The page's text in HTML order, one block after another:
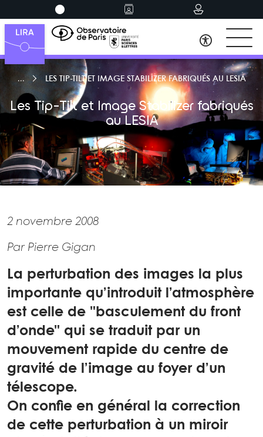
LES TIP-TILT ET IMAGE STABILIZER FABRIQUÉS AU LESIA
Les Tip-Tilt et Image Stabilizer fabriqués
au LESIA
2 novembre 2008
Par Pierre Gigan
La perturbation des images la plus
importante qu’introduit l’atmosphère
est celle de "basculement du front
d’onde" qui se traduit par un
mouvement rapide du centre de
gravité de l’image au foyer d’un
télescope.
On confie en général la correction
de cette perturbation à un miroir